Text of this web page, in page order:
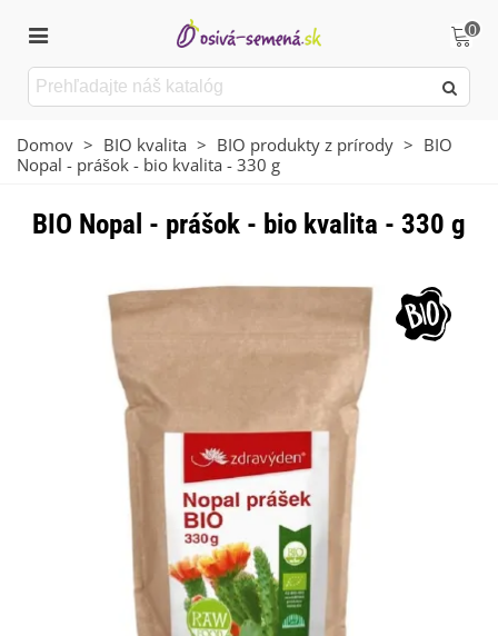
0
Domov > BIO kvalita > BIO produkty z prírody > BIO
Nopal - prášok - bio kvalita - 330 g
BIO Nopal - prášok - bio kvalita - 330 g